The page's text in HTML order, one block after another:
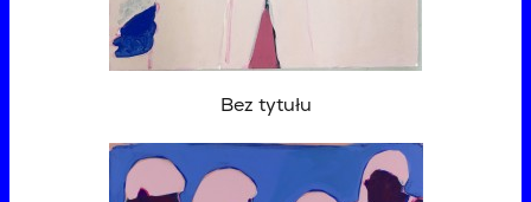
Bez tytułu